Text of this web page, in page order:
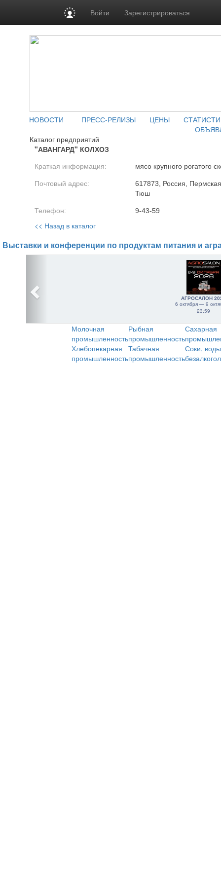
Войти Зарегистрироваться
НОВОСТИ ПРЕСС-РЕЛИЗЫ ЦЕНЫ
Каталог предприятий
"АВАНГАРД" КОЛХОЗ
Краткая информация: мясо крупного рогатого
Почтовый адрес:
617873, Россия,
Тюш
Телефон: 9-43-59
<< Назад в каталог
Выставки и конференции по продуктам питания и
АГРОСАЛОН
6 октября — 9
23:59
Молочная
промышленность
Рыбная
промышленность
Сахарная
Хлебопекарная
промышленность
Табачная
промышленность
Соки,